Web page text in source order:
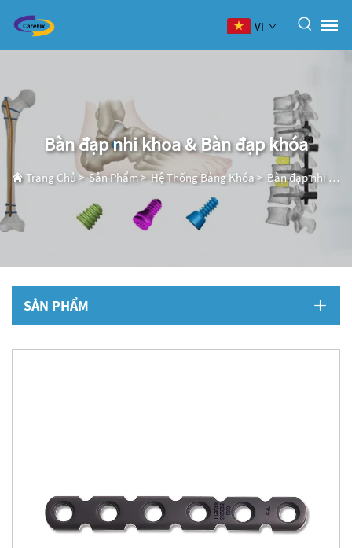
VI
Bàn đạp nhi khoa & Bàn đạp khóa
Trang Chủ>Sản Phẩm>Hệ Thống Bảng Khóa> Bàn đạp nhi khoa & Bàn đạp khóa
SẢN PHẨM